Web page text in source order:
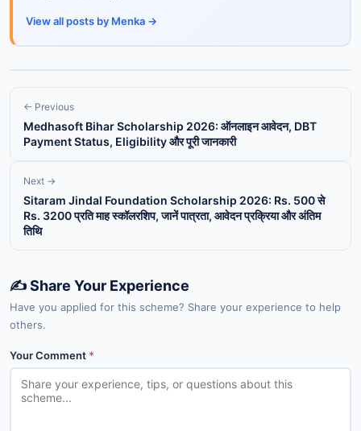
View all posts by Menka →
← Previous
Medhasoft Bihar Scholarship 2026: ऑनलाइन आवेदन, DBT
Payment Status, Eligibility और पूरी जानकारी
Next →
Sitaram Jindal Foundation Scholarship 2026: Rs. 500 से
Rs. 3200 प्रति माह स्कॉलरशिप, जानें पात्रता, आवेदन प्रक्रिया और अंतिम
तिथि
✍️ Share Your Experience
Have you applied for this scheme? Share your experience to help
others.
Your Comment *